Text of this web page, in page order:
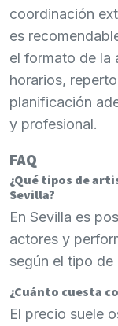
coordinación
es
el formato de la
horarios,
planificación
y profesional.
FAQ
¿Qué tipos de
Sevilla?
En Sevilla es
actores y
según el tipo de
¿Cuánto cuesta
El precio suele